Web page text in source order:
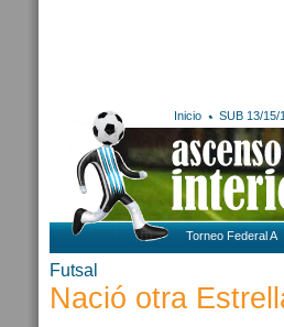
Inicio SUB 13/15/
Torneo Federal A
Futsal
Nació otra